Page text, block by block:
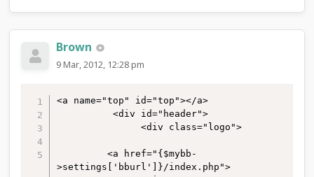
Brown
9 Mar, 2012, 12:28 pm
<a name="top" id="top"></a>
>settings['bburl']}/index.php">